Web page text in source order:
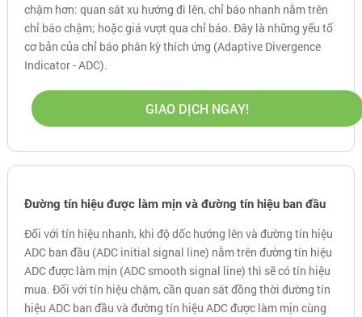
chậm hơn: quan sát xu hướng đi lên, chỉ báo nhanh nằm trên
chỉ báo chậm; hoặc giá vượt qua chỉ báo. Đây là những yếu tố
cơ bản của chỉ báo phân kỳ thích ứng (Adaptive Divergence
Indicator - ADC).
GIAO DỊCH NGAY!
Đường tín hiệu được làm mịn và đường tín hiệu ban đầu
Đối với tín hiệu nhanh, khi độ dốc hướng lên và đường tín hiệu
ADC ban đầu (ADC initial signal line) nằm trên đường tín hiệu
ADC được làm mịn (ADC smooth signal line) thì sẽ có tín hiệu
mua. Đối với tín hiệu chậm, cần quan sát đồng thời đường tín
hiệu ADC ban đầu và đường tín hiệu ADC được làm mịn cùng